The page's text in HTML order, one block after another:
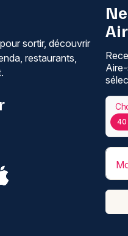
sortir, découvrir
restaurants,
40